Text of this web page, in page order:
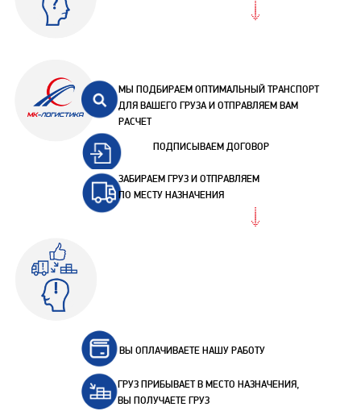
МЫ ПОДБИРАЕМ ОПТИМАЛЬНЫЙ ТРАНСПОРТ
ДЛЯ ВАШЕГО ГРУЗА И ОТПРАВЛЯЕМ ВАМ
РАСЧЕТ
ПОДПИСЫВАЕМ ДОГОВОР
ЗАБИРАЕМ ГРУЗ И ОТПРАВЛЯЕМ
ПО МЕСТУ НАЗНАЧЕНИЯ
ВЫ ОПЛАЧИВАЕТЕ НАШУ РАБОТУ
ГРУЗ ПРИБЫВАЕТ В МЕСТО НАЗНАЧЕНИЯ,
ВЫ ПОЛУЧАЕТЕ ГРУЗ